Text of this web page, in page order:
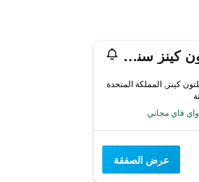
هوليداي إن ميلتون كينز سنترال
واي فاي مجاني
عرض الصفقة